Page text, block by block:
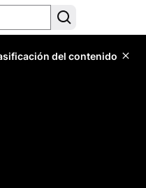
del contenido